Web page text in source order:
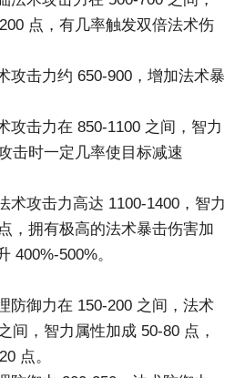
点，有几率触发双倍法术伤
攻击力约 650-900，增加法术暴
攻击力在 850-1100 之间，智力
击时一定几率使目标减速
术攻击力高达 1100-1400，智力
，拥有极高的法术暴击伤害加
400%-500%。
防御力在 150-200 之间，法术
间，智力属性加成 50-80 点，
点。